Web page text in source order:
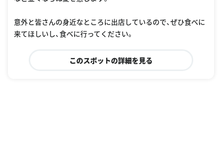
意外と皆さんの身近なところに出店しているので、ぜひ食べに
来てほしいし、食べに行ってください。
このスポットの詳細を見る